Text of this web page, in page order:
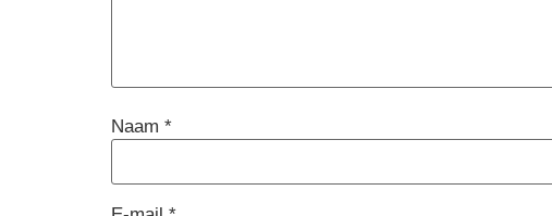
Naam *